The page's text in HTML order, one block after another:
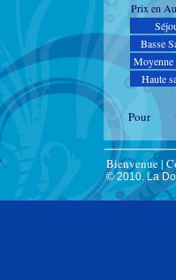
Prix ​​en
Basse
Moyenne
Haute
Pour
http://
Pour
Low
Middle
Bienvenue|
© 2010. La